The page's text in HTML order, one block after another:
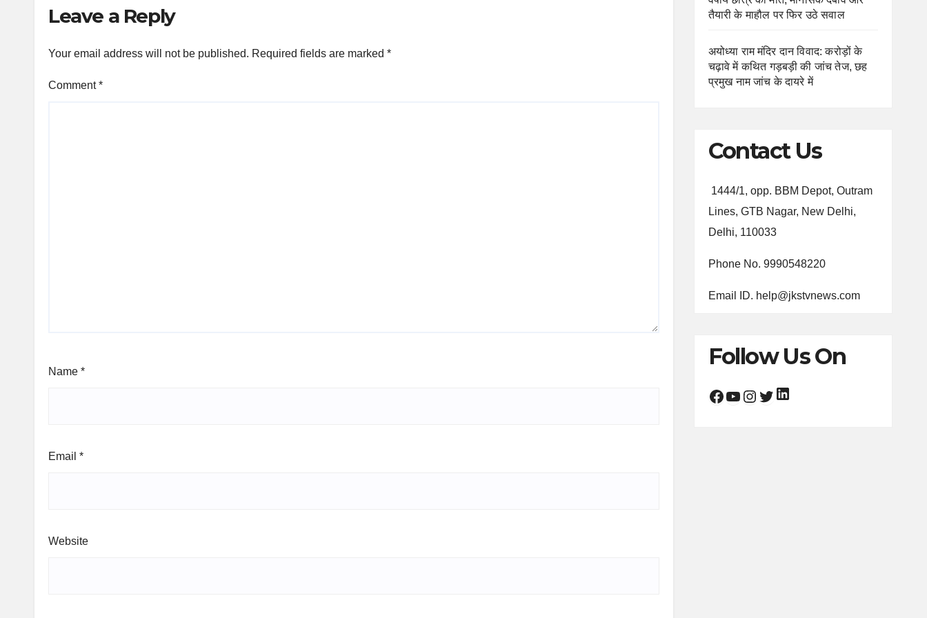
Leave a Reply
Your email address will not be published. Required fields are marked *
Comment*
Name *
Email *
Website
तैयारी के माहौल पर फिर उठे सवाल
अयोध्या राम मंदिर दान विवाद: करोड़ों के
चढ़ावे में कथित गड़बड़ी की जांच तेज, छह
प्रमुख नाम जांच के दायरे में
Contact Us
1444/1, opp. BBM Depot, Outram
Lines, GTB Nagar, New Delhi,
Delhi, 110033
Phone No. 9990548220
Email ID. help@jkstvnews.com
Follow Us On
Facebook YouTube Instagram Twitter LinkedIn